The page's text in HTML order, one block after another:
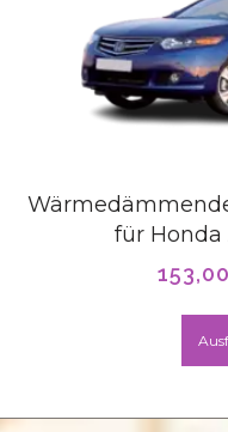
für Honda
153,00